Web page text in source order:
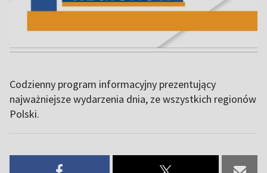
Codzienny program informacyjny prezentujący
najważniejsze wydarzenia dnia, ze wszystkich regionów
Polski.